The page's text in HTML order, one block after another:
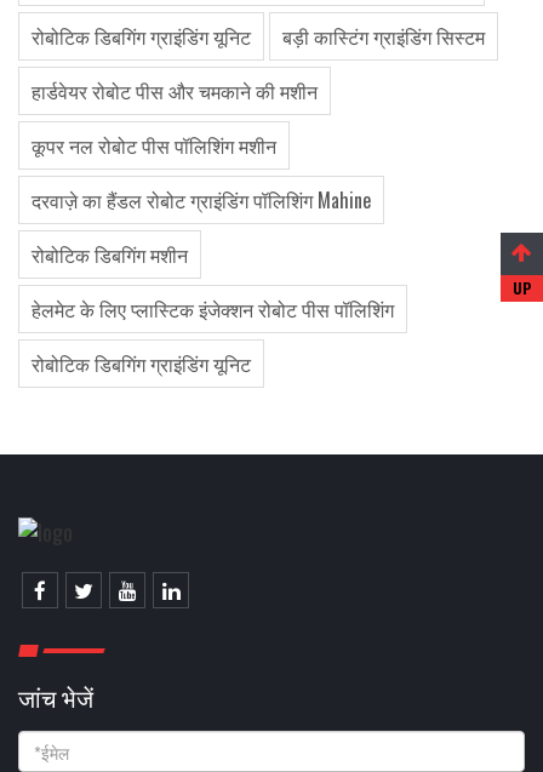
रोबोटिक डिबगिंग ग्राइंडिंग यूनिट
बड़ी कास्टिंग ग्राइंडिंग सिस्टम
हार्डवेयर रोबोट पीस और चमकाने की मशीन
कूपर नल रोबोट पीस पॉलिशिंग मशीन
दरवाज़े का हैंडल रोबोट ग्राइंडिंग पॉलिशिंग Mahine
रोबोटिक डिबगिंग मशीन
हेलमेट के लिए प्लास्टिक इंजेक्शन रोबोट पीस पॉलिशिंग
रोबोटिक डिबगिंग ग्राइंडिंग यूनिट
जांच भेजें